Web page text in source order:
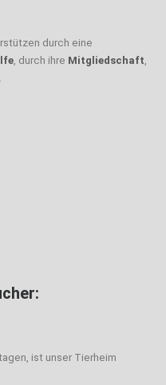
durch eine
, durch ihre Mitgliedschaft,
.
ist unser Tierheim